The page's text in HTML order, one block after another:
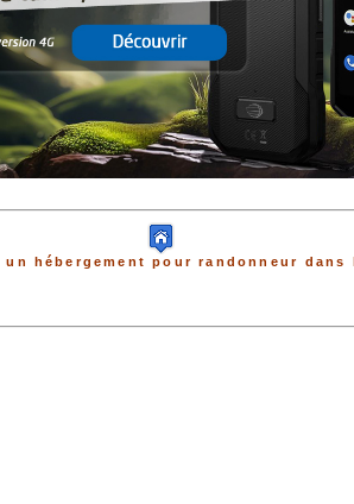
un hébergement pour randonneur dans